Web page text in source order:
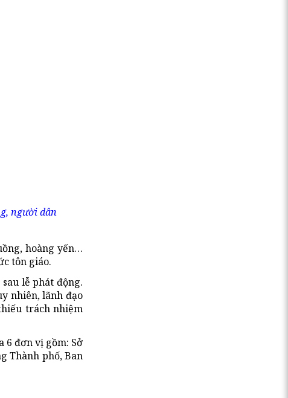
người dân
hoàng yến…
tôn giáo.
lễ phát động.
nhiên, lãnh đạo
trách nhiệm
đơn vị gồm: Sở
Thành phố, Ban